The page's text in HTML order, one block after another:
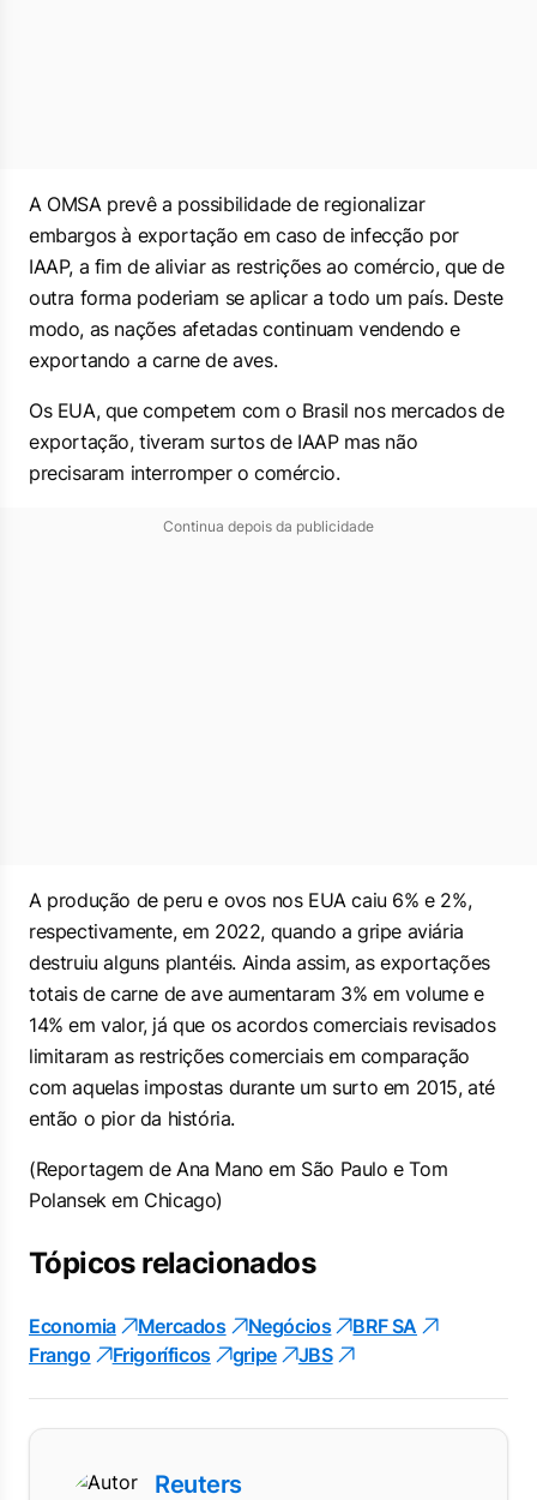
A OMSA prevê a possibilidade de regionalizar
embargos à exportação em caso de infecção por
IAAP, a fim de aliviar as restrições ao comércio, que de
outra forma poderiam se aplicar a todo um país. Deste
modo, as nações afetadas continuam vendendo e
exportando a carne de aves.
Os EUA, que competem com o Brasil nos mercados de
exportação, tiveram surtos de IAAP mas não
precisaram interromper o comércio.
Continua depois da publicidade
A produção de peru e ovos nos EUA caiu 6% e 2%,
respectivamente, em 2022, quando a gripe aviária
destruiu alguns plantéis. Ainda assim, as exportações
totais de carne de ave aumentaram 3% em volume e
14% em valor, já que os acordos comerciais revisados
limitaram as restrições comerciais em comparação
com aquelas impostas durante um surto em 2015, até
então o pior da história.
(Reportagem de Ana Mano em São Paulo e Tom
Polansek em Chicago)
Tópicos relacionados
Economia Mercados Negócios
BRF SA
Frango
Frigoríficos gripe JBS
Reuters